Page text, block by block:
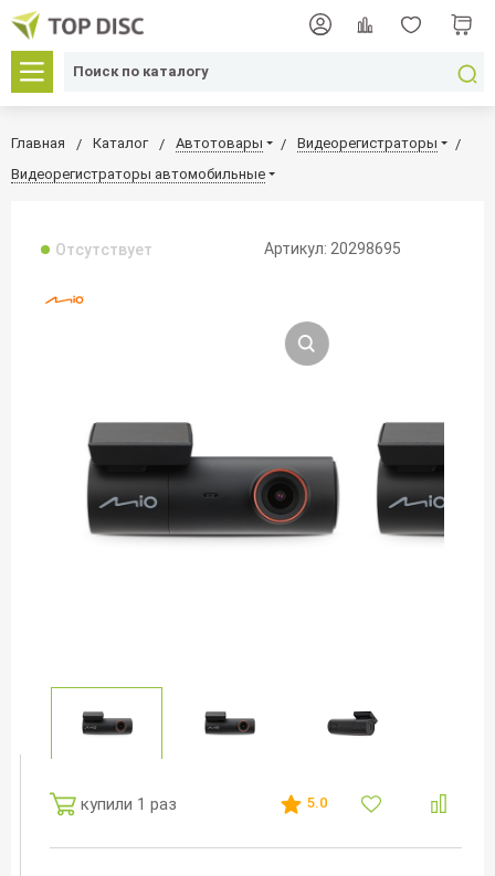
Главная Каталог Автотовары
Видеорегистраторы
Видеорегистраторы автомобильные
Отсутствует Артикул: 20298695
купили 1 раз 5.0